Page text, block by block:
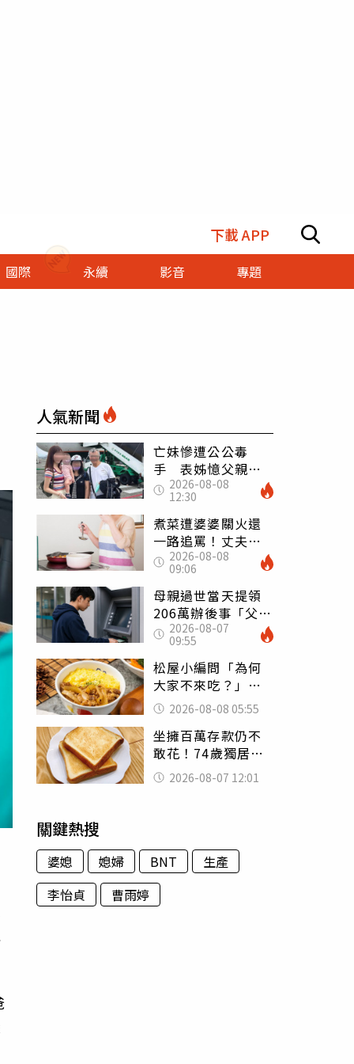
下載 APP
國際 永續 影音 專題
人氣新聞
亡妹慘遭公公毒
手 表姊憶父親節
前夕：小舅舅仍到
殯儀館陪她說話
2026-08-08
12:30
煮菜遭婆婆關火還
一路追罵！丈夫勸
別計較「媽媽老
了」 人妻超崩
潰：我像台傭
2026-08-08
09:06
母親過世當天提領
206萬辦後事「父子
遭判刑」 律師：
搶錢先下手是罪
2026-08-07
09:55
松屋小編問「為何
大家不來吃？」
一票人點出3大問
題：滿手好牌打到
爛
2026-08-08 05:55
坐擁百萬存款仍不
敢花！74歲獨居翁
「1餐只吃1片吐
司」 半年後暴瘦
2026-08-07 12:01
關鍵熱搜
婆媳 媳婦 BNT
生產
李怡貞
曹雨婷